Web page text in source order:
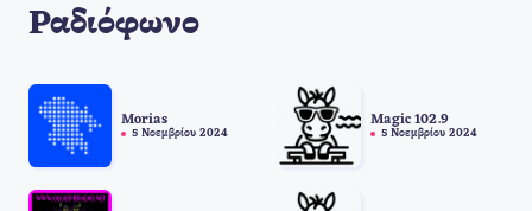
Ραδιόφωνο
Morias
5 Νοεμβρίου 2024
Magic 102.9
5 Νοεμβρίου 2024